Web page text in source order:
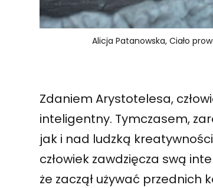
Alicja Patanowska, Ciało
Zdaniem Arystotelesa,
inteligentny. Tymczasem,
jak i nad ludzką
człowiek zawdzięcza swą
że zaczął używać przednich